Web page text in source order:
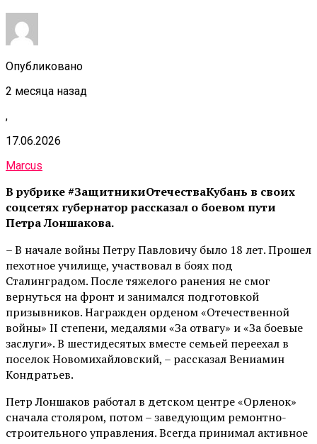
Опубликовано
2 месяца назад
,
17.06.2026
Marcus
В рубрике #ЗащитникиОтечестваКубань в своих
соцсетях губернатор рассказал о боевом пути
Петра Лоншакова.
– В начале войны Петру Павловичу было 18 лет. Прошел
пехотное училище, участвовал в боях под
Сталинградом. После тяжелого ранения не смог
вернуться на фронт и занимался подготовкой
призывников. Награжден орденом «Отечественной
войны» II степени, медалями «За отвагу» и «За боевые
заслуги». В шестидесятых вместе семьей переехал в
поселок Новомихайловский, – рассказал Вениамин
Кондратьев.
Петр Лоншаков работал в детском центре «Орленок»
сначала столяром, потом – заведующим ремонтно-
строительного управления. Всегда принимал активное